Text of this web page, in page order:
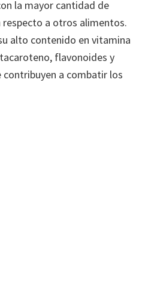
la mayor cantidad de
a otros alimentos.
alto contenido en vitamina
flavonoides y
a combatir los